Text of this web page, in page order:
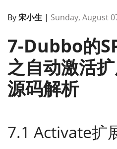
By宋小生 | Sunday, August
7-Dubbo的
之自动激活
源码解析
7.1 Activate扩